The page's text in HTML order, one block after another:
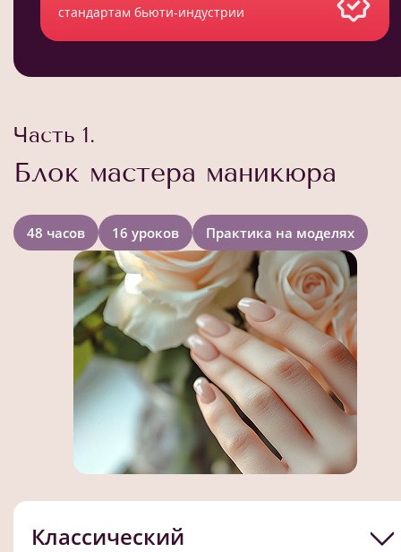
стандартам бьюти-индустрии
Часть 1.
Блок мастера маникюра
48 часов 16 уроков Практика на моделях
Классический